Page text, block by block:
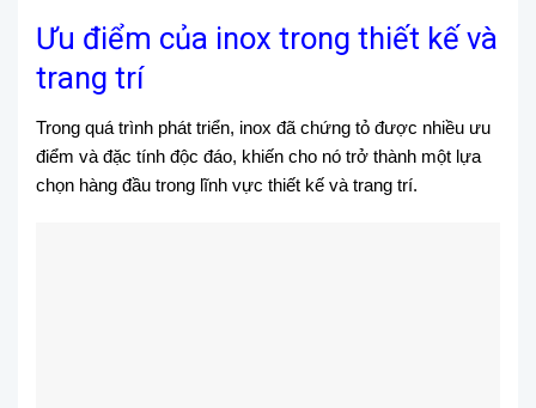
Ưu điểm của inox trong thiết kế và
trang trí
Trong quá trình phát triển, inox đã chứng tỏ được nhiều ưu
điểm và đặc tính độc đáo, khiến cho nó trở thành một lựa
chọn hàng đầu trong lĩnh vực thiết kế và trang trí.